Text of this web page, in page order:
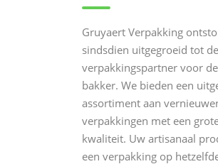
Gruyaert Verpakking
sindsdien uitgegroeid tot de
verpakkingspartner voor
bakker. We bieden een
assortiment aan
verpakkingen met een
kwaliteit. Uw artisanaal
een verpakking op